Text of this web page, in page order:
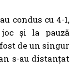
condus cu 4-1,
și la pauză
de un singur
s-au distanţat